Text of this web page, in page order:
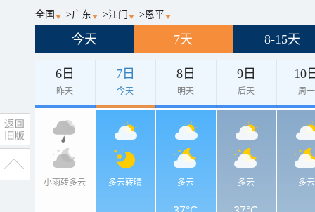
全国 >广东 >江门 >恩平
今天 7天 8-15天
6日
昨天
7日
今天
8日
明天
9日
后天
10
周一
小雨转多云 多云转晴 多云 多云 多云